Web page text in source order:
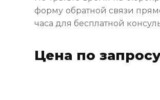
форму обратной связи
часа для бесплатной
Цена по